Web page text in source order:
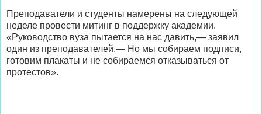
Преподаватели и студенты намерены на следующей
неделе провести митинг в поддержку академии.
«Руководство вуза пытается на нас давить,— заявил
один из преподавателей.— Но мы собираем подписи,
готовим плакаты и не собираемся отказываться от
протестов».